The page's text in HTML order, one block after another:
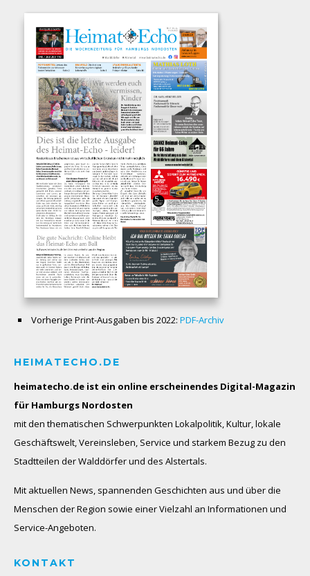
Vorherige Print-Ausgaben bis 2022: PDF-Archiv
HEIMATECHO.DE
heimatecho.de ist ein online erscheinendes Digital-Magazin
für Hamburgs Nordosten
mit den thematischen Schwerpunkten Lokalpolitik, Kultur, lokale
Geschäftswelt, Vereinsleben, Service und starkem Bezug zu den
Stadtteilen der Walddörfer und des Alstertals.
Mit aktuellen News, spannenden Geschichten aus und über die
Menschen der Region sowie einer Vielzahl an Informationen und
Service-Angeboten.
KONTAKT